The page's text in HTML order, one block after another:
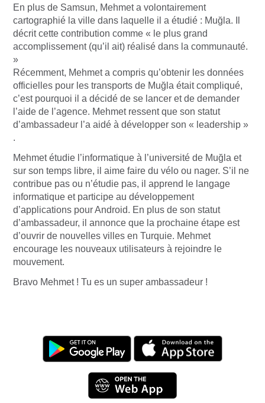
En plus de Samsun, Mehmet a volontairement
cartographié la ville dans laquelle il a étudié : Muğla. Il
décrit cette contribution comme « le plus grand
accomplissement (qu’il ait) réalisé dans la communauté.
»
Récemment, Mehmet a compris qu’obtenir les données
officielles pour les transports de Muğla était compliqué,
c’est pourquoi il a décidé de se lancer et de demander
l’aide de l’agence. Mehmet ressent que son statut
d’ambassadeur l’a aidé à développer son « leadership »
.
Mehmet étudie l’informatique à l’université de Muğla et
sur son temps libre, il aime faire du vélo ou nager. S’il ne
contribue pas ou n’étudie pas, il apprend le langage
informatique et participe au développement
d’applications pour Android. En plus de son statut
d’ambassadeur, il annonce que la prochaine étape est
d’ouvrir de nouvelles villes en Turquie. Mehmet
encourage les nouveaux utilisateurs à rejoindre le
mouvement.
Bravo Mehmet ! Tu es un super ambassadeur !